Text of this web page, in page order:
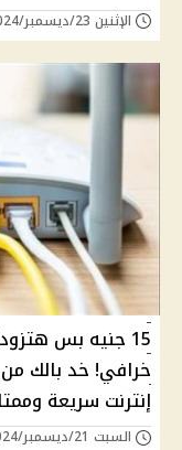
الإثنين 23/ديسمبر/2024 - 11:30 م
15 جنيه بس
خرافي! خد بالك
إنترنت سريعة
السبت 21/ديسمبر/2024 - 07:57 م